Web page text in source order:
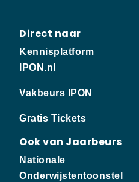
Direct naar
Kennisplatform
IPON.nl
Vakbeurs IPON
Gratis Tickets
Ook van Jaarbeurs
Nationale
Onderwijstentoonstel